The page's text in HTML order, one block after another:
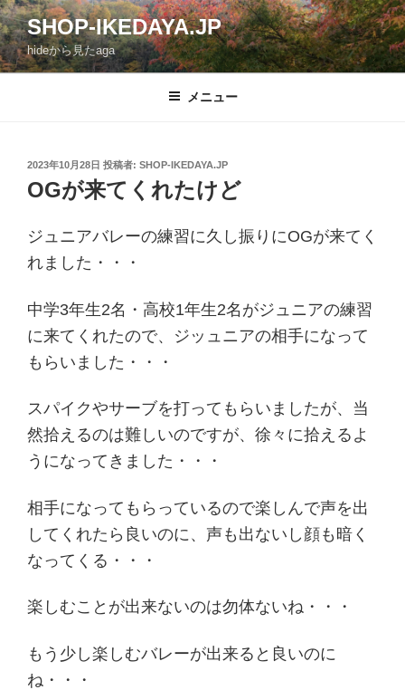
コ
ン
テ
ン
SHOP-IKEDAYA.JP
hideから見たaga
メニュー
投
稿
日:
2023年10月28日 投稿者: SHOP-IKEDAYA.JP
OGが来てくれたけど
ジュニアバレーの練習に久し振りにOGが来てく
れました・・・
中学3年生2名・高校1年生2名がジュニアの練習
に来てくれたので、ジッュニアの相手になって
もらいました・・・
スパイクやサーブを打ってもらいましたが、当
然拾えるのは難しいのですが、徐々に拾えるよ
うになってきました・・・
相手になってもらっているので楽しんで声を出
してくれたら良いのに、声も出ないし顔も暗く
なってくる・・・
楽しむことが出来ないのは勿体ないね・・・
もう少し楽しむバレーが出来ると良いのに
ね・・・